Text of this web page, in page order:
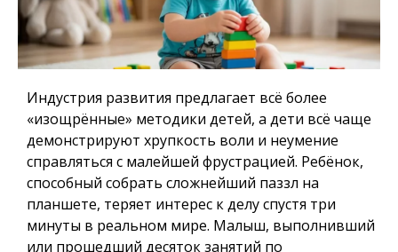
Индустрия развития предлагает всё более
«изощрённые» методики детей, а дети всё чаще
демонстрируют хрупкость воли и неумение
справляться с малейшей фрустрацией. Ребёнок,
способный собрать сложнейший паззл на
планшете, теряет интерес к делу спустя три
минуты в реальном мире. Малыш, выполнивший
или прошедший десяток занятий по